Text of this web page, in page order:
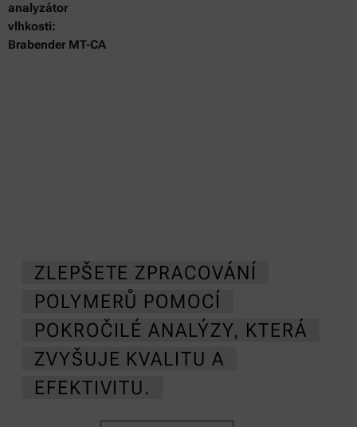
analyzátor
vlhkosti:
Brabender MT-CA
ZLEPŠETE ZPRACOVÁNÍ
POLYMERŮ POMOCÍ
POKROČILÉ ANALÝZY, KTERÁ
ZVYŠUJE KVALITU A
EFEKTIVITU.